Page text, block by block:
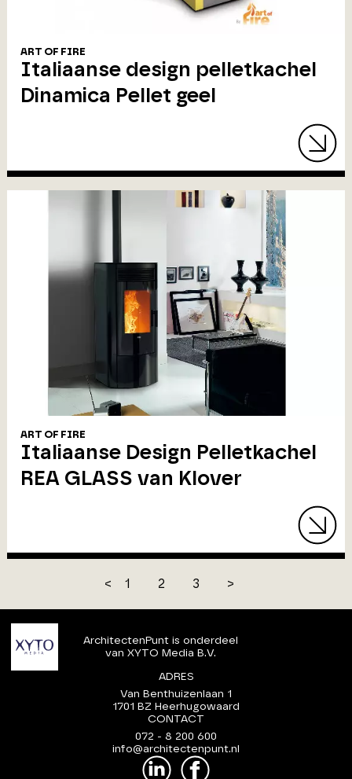
ART OF FIRE
Italiaanse design pelletkachel
Dinamica Pellet geel
ART OF FIRE
Italiaanse Design Pelletkachel
REA GLASS van Klover
< 1 2 3 >
ArchitectenPunt is onderdeel
van XYTO Media B.V.
ADRES
Van Benthuizenlaan 1
1701 BZ Heerhugowaard
CONTACT
072 - 8 200 600
info@architectenpunt.nl